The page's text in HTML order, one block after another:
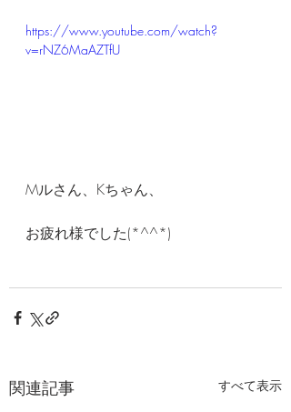
https://www.youtube.com/watch?
v=rNZ6MaAZTfU
Mルさん、Kちゃん、
お疲れ様でした(*^^*)
関連記事 すべて表示